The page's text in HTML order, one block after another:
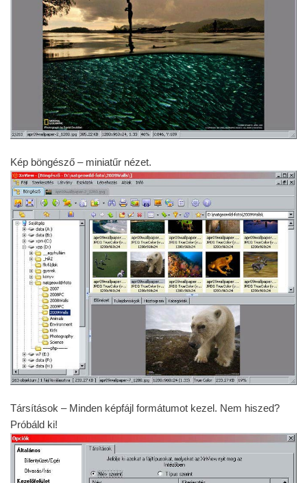
Kép böngésző – miniatűr nézet.
Társítások – Minden képfájl formátumot kezel. Nem hiszed?
Próbáld ki!